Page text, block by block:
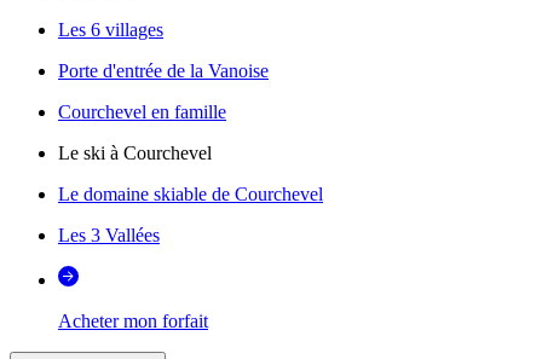
Les 6 villages
Porte d'entrée de la Vanoise
Courchevel en famille
Le ski à Courchevel
Le domaine skiable de Courchevel
Les 3 Vallées
Acheter mon forfait